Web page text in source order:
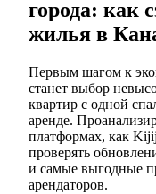
города: как
жилья в
Первым шагом к
станет выбор
квартир с одной
аренде.
платформах, как
проверять
и самые выгодные
арендаторов.